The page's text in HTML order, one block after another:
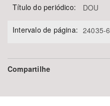
Título do periódico: DOU
Intervalo de página: 24035-6
Compartilhe